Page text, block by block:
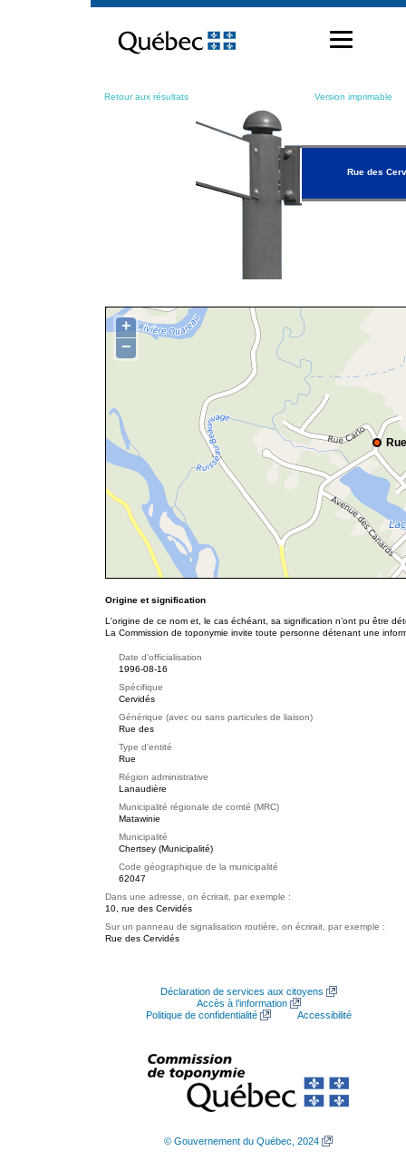
contenu
Retour aux résultats Version imprimable
Rue des
+
−
Origine et signification
L'origine de ce nom et, le cas échéant, sa signification n’ont pu être
La Commission de toponymie invite toute personne détenant une
Date d'officialisation
1996-08-16
Spécifique
Cervidés
Générique (avec ou sans particules de liaison)
Rue des
Type d'entité
Rue
Région administrative
Lanaudière
Municipalité régionale de comté (MRC)
Matawinie
Municipalité
Chertsey (Municipalité)
Code géographique de la municipalité
62047
Dans une adresse, on écrirait, par exemple :
10, rue des Cervidés
Sur un panneau de signalisation routière, on écrirait, par exemple :
Rue des Cervidés
Déclaration de services aux citoyens
Accès à l’information
Politique de confidentialité
Accessibilité
© Gouvernement du Québec, 2024